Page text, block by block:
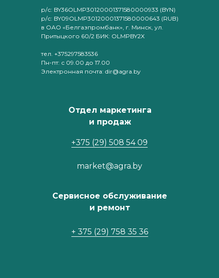
р/с: BY36OLMP30120001371580000933 (BYN)
р/с: BY09OLMP30120001371580000643 (RUB)
в ОАО «Белгазпромбанк», г. Минск, ул.
Притыцкого 60/2 БИК: OLMPBY2X
тел. +375297583536
Пн-пт: с 09.00 до 17.00
Электронная почта: dir@agra.by
Отдел маркетинга
и продаж
+375 (29) 508 54 09
market@agra.by
Сервисное обслуживание
и ремонт
+ 375 (29) 758 35 36